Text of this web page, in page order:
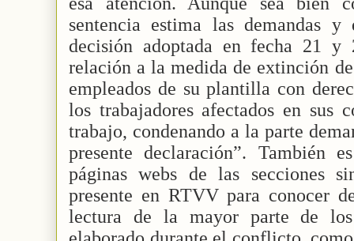
sentencia estima las demandas
decisión adoptada en fecha 21
relación a la medida de extinción
empleados de su plantilla con
los trabajadores afectados en sus
trabajo, condenando a la parte
presente declaración”. También
páginas webs de las secciones
presente en RTVV para conocer
lectura de la mayor parte de